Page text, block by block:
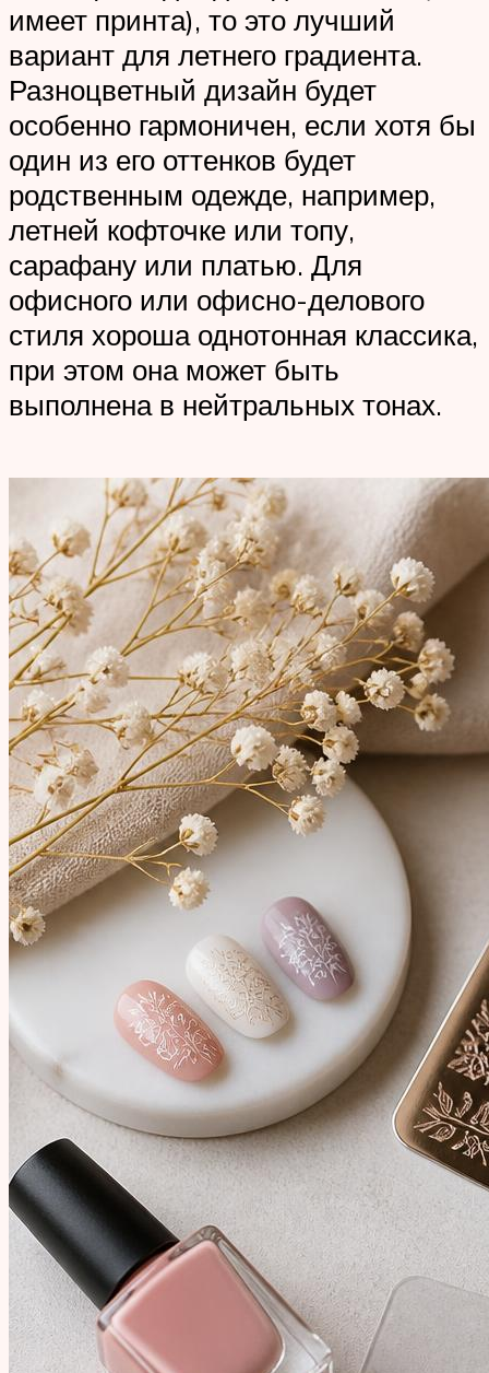
имеет принта), то это лучший
вариант для летнего градиента.
Разноцветный дизайн будет
особенно гармоничен, если хотя бы
один из его оттенков будет
родственным одежде, например,
летней кофточке или топу,
сарафану или платью. Для
офисного или офисно-делового
стиля хороша однотонная классика,
при этом она может быть
выполнена в нейтральных тонах.